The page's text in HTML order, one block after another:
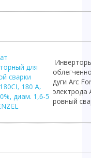
для
сварки
180 А,
диам. 1,6-5
дуги Arc
электрода
ровный